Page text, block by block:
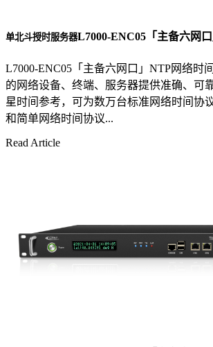
单北斗授时服务器L7000-ENC05「主备六网口
L7000-ENC05「主备六网口」NTP网络时
的网络设备、终端、服务器提供准确、可
星时间参考，可为数万台标准网络时间协
和简单网络时间协议...
Read Article